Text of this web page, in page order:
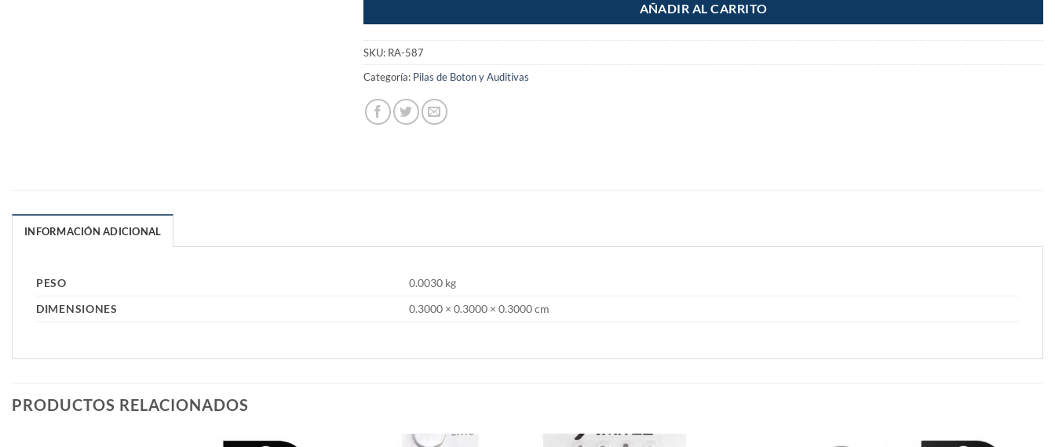
AÑADIR AL CARRITO
SKU: RA-587
Categoría: Pilas de Boton y Auditivas
INFORMACIÓN ADICIONAL
PESO
0.0030 kg
DIMENSIONES
0.3000 × 0.3000 × 0.3000 cm
PRODUCTOS RELACIONADOS